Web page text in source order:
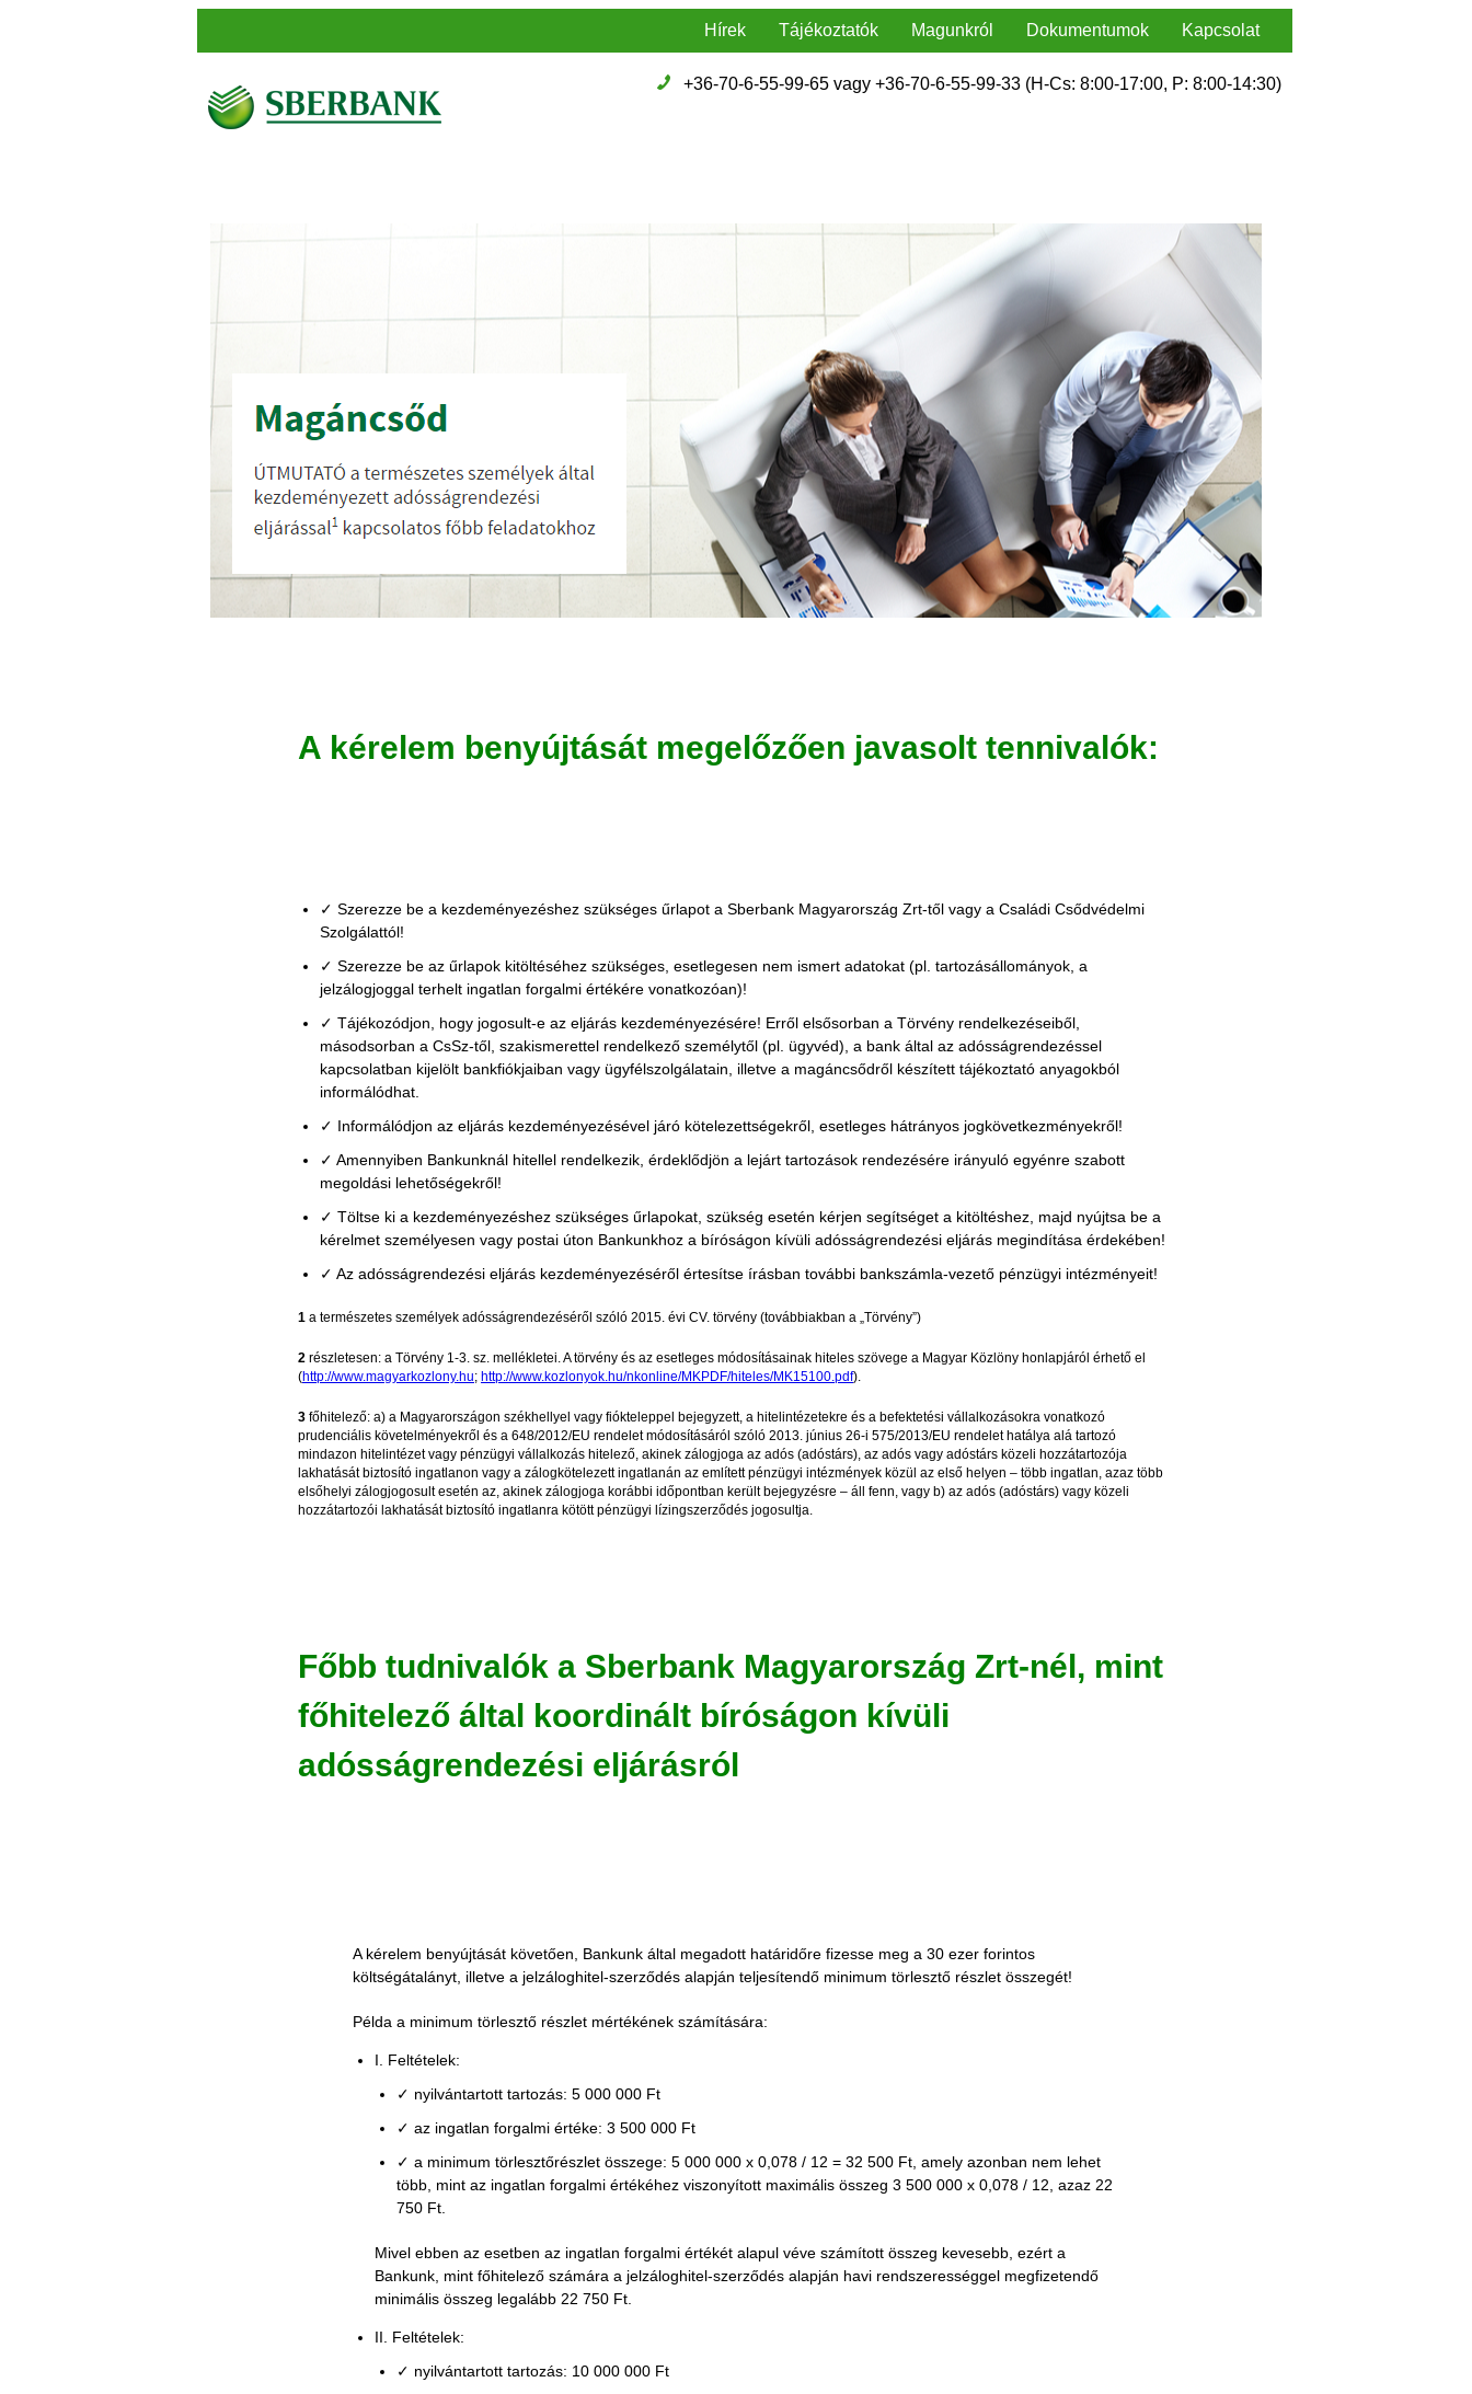
Hírek Tájékoztatók Magunkról Dokumentumok Kapcsolat
+36-70-6-55-99-65 vagy +36-70-6-55-99-33 (H-Cs: 8:00-17:00, P: 8:00-14:30)
A kérelem benyújtását megelőzően javasolt tennivalók:
✓ Szerezze be a kezdeményezéshez szükséges űrlapot a Sberbank Magyarország Zrt-től vagy a Családi Csődvédelmi
Szolgálattól!
✓ Szerezze be az űrlapok kitöltéséhez szükséges, esetlegesen nem ismert adatokat (pl. tartozásállományok, a
jelzálogjoggal terhelt ingatlan forgalmi értékére vonatkozóan)!
✓ Tájékozódjon, hogy jogosult-e az eljárás kezdeményezésére! Erről elsősorban a Törvény rendelkezéseiből,
másodsorban a CsSz-től, szakismerettel rendelkező személytől (pl. ügyvéd), a bank által az adósságrendezéssel
kapcsolatban kijelölt bankfiókjaiban vagy ügyfélszolgálatain, illetve a magáncsődről készített tájékoztató anyagokból
informálódhat.
✓ Informálódjon az eljárás kezdeményezésével járó kötelezettségekről, esetleges hátrányos jogkövetkezményekről!
✓ Amennyiben Bankunknál hitellel rendelkezik, érdeklődjön a lejárt tartozások rendezésére irányuló egyénre szabott
megoldási lehetőségekről!
✓ Töltse ki a kezdeményezéshez szükséges űrlapokat, szükség esetén kérjen segítséget a kitöltéshez, majd nyújtsa be a
kérelmet személyesen vagy postai úton Bankunkhoz a bíróságon kívüli adósságrendezési eljárás megindítása érdekében!
✓ Az adósságrendezési eljárás kezdeményezéséről értesítse írásban további bankszámla-vezető pénzügyi intézményeit!
1 a természetes személyek adósságrendezéséről szóló 2015. évi CV. törvény (továbbiakban a „Törvény”)
2 részletesen: a Törvény 1-3. sz. mellékletei. A törvény és az esetleges módosításainak hiteles szövege a Magyar Közlöny honlapjáról érhető el
(http://www.magyarkozlony.hu; http://www.kozlonyok.hu/nkonline/MKPDF/hiteles/MK15100.pdf).
3 főhitelező: a) a Magyarországon székhellyel vagy fiókteleppel bejegyzett, a hitelintézetekre és a befektetési vállalkozásokra vonatkozó
prudenciális követelményekről és a 648/2012/EU rendelet módosításáról szóló 2013. június 26-i 575/2013/EU rendelet hatálya alá tartozó
mindazon hitelintézet vagy pénzügyi vállalkozás hitelező, akinek zálogjoga az adós (adóstárs), az adós vagy adóstárs közeli hozzátartozója
lakhatását biztosító ingatlanon vagy a zálogkötelezett ingatlanán az említett pénzügyi intézmények közül az első helyen – több ingatlan, azaz több
elsőhelyi zálogjogosult esetén az, akinek zálogjoga korábbi időpontban került bejegyzésre – áll fenn, vagy b) az adós (adóstárs) vagy közeli
hozzátartozói lakhatását biztosító ingatlanra kötött pénzügyi lízingszerződés jogosultja.
Főbb tudnivalók a Sberbank Magyarország Zrt-nél, mint
főhitelező által koordinált bíróságon kívüli
adósságrendezési eljárásról
A kérelem benyújtását követően, Bankunk által megadott határidőre fizesse meg a 30 ezer forintos
költségátalányt, illetve a jelzáloghitel-szerződés alapján teljesítendő minimum törlesztő részlet összegét!
Példa a minimum törlesztő részlet mértékének számítására:
I. Feltételek:
✓ nyilvántartott tartozás: 5 000 000 Ft
✓ az ingatlan forgalmi értéke: 3 500 000 Ft
✓ a minimum törlesztőrészlet összege: 5 000 000 x 0,078 / 12 = 32 500 Ft, amely azonban nem lehet
több, mint az ingatlan forgalmi értékéhez viszonyított maximális összeg 3 500 000 x 0,078 / 12, azaz 22
750 Ft.
Mivel ebben az esetben az ingatlan forgalmi értékét alapul véve számított összeg kevesebb, ezért a
Bankunk, mint főhitelező számára a jelzáloghitel-szerződés alapján havi rendszerességgel megfizetendő
minimális összeg legalább 22 750 Ft.
II. Feltételek:
✓ nyilvántartott tartozás: 10 000 000 Ft